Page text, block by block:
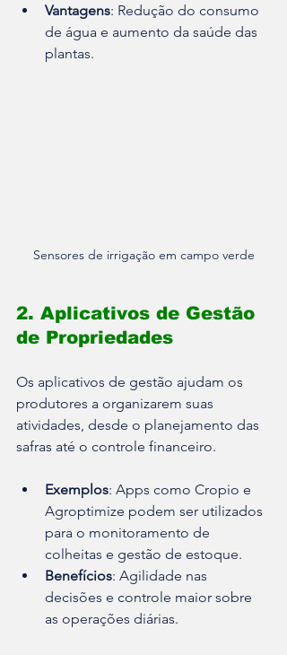
Vantagens: Redução do consumo
de água e aumento da saúde das
plantas.
Sensores de irrigação em campo verde
2. Aplicativos de Gestão
de Propriedades
Os aplicativos de gestão ajudam os
produtores a organizarem suas
atividades, desde o planejamento das
safras até o controle financeiro.
Exemplos: Apps como Cropio e
Agroptimize podem ser utilizados
para o monitoramento de
colheitas e gestão de estoque.
Benefícios: Agilidade nas
decisões e controle maior sobre
as operações diárias.